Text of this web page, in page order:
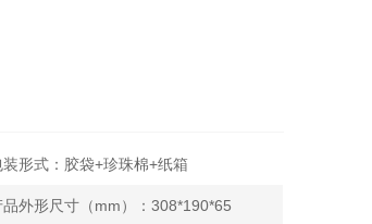
装形式：胶袋+珍珠棉+纸箱
品外形尺寸（mm）：308*190*65